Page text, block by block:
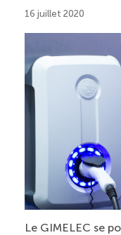
16 juillet 2020
Le GIMELEC se